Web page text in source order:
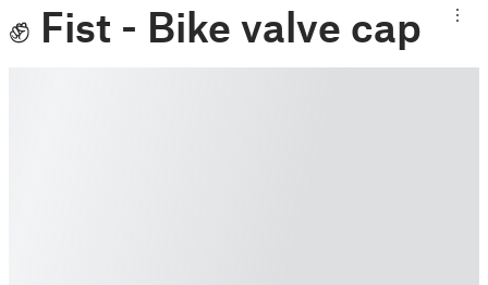
✊ Fist - Bike valve cap